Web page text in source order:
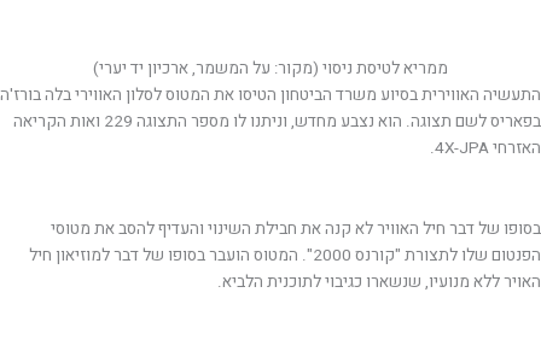
ממריא לטיסת ניסוי (מקור: על המשמר, ארכיון יד יערי)
התעשיה האווירית בסיוע משרד הביטחון הטיסו את המטוס לסלון האווירי בלה בורז'ה
בפאריס לשם תצוגה. הוא נצבע מחדש, וניתנו לו מספר התצוגה 229 ואות הקריאה
האזרחי 4X-JPA.
בסופו של דבר חיל האוויר לא קנה את חבילת השינוי והעדיף להסב את מטוסי
הפנטום שלו לתצורת "קורנס 2000". המטוס הועבר בסופו של דבר למוזיאון חיל
האויר ללא מנועיו, שנשארו כגיבוי לתוכנית הלביא.